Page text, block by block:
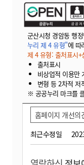
군산시청 경암동 행
누리 제 4 유형"에 따
제 4 유형: 출처표시+
출처표시
비상업적 이용만
변형 등 2차적 저
※ 공공누리 마크를
최근수정일
홈페이지 개선의